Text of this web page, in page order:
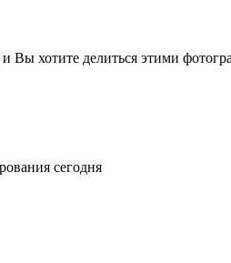
хотите делиться этими
сегодня